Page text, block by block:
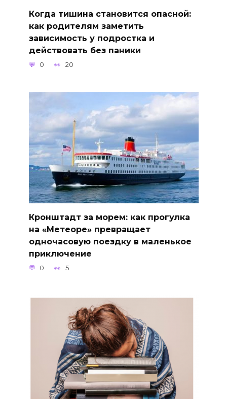
Когда тишина становится опасной:
как родителям заметить
зависимость у подростка и
действовать без паники
0 20
Кронштадт за морем: как прогулка
на «Метеоре» превращает
одночасовую поездку в маленькое
приключение
0 5